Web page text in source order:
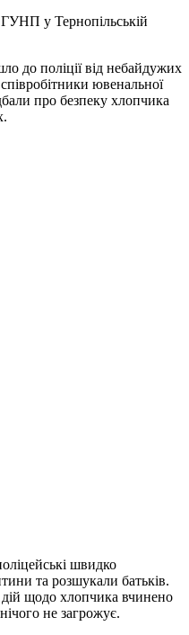
у Тернопільській
до поліції від небайдужих
ювенальної
про безпеку хлопчика
швидко
та розшукали батьків.
щодо хлопчика вчинено
не загрожує.